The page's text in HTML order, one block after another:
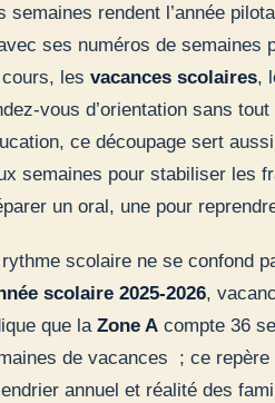
semaines rendent l’année
ses numéros de semaines
les vacances scolaires,
vous d’orientation sans
ce découpage sert
semaines pour stabiliser les
un oral, une pour
scolaire ne se confond
scolaire 2025-2026,
que la Zone A compte 36
de vacances ; ce repère
annuel et réalité des